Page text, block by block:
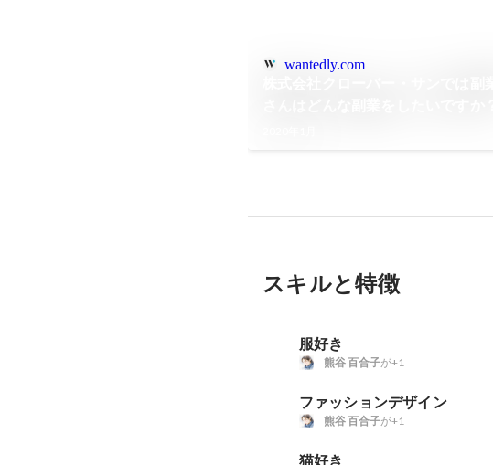
wantedly.com
スキルと特徴
服好き
熊谷 百合子が+1
ファッションデザイン
熊谷 百合子が+1